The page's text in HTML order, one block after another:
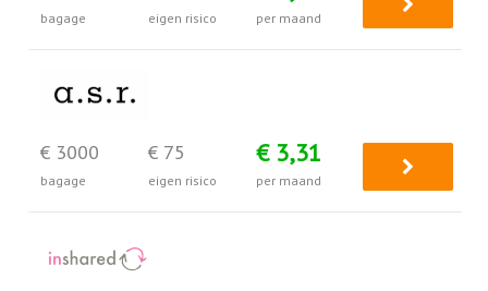
bagage eigen risico per maand
€ 3000
bagage
€ 75
eigen risico
€ 3,31
per maand